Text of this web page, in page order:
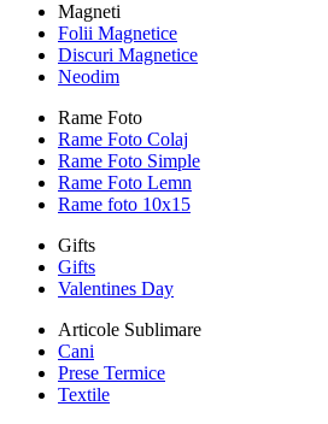
Magneti
Folii Magnetice
Discuri Magnetice
Neodim
Rame Foto
Rame Foto Colaj
Rame Foto Simple
Rame Foto Lemn
Rame foto 10x15
Gifts
Gifts
Valentines Day
Articole Sublimare
Cani
Prese Termice
Textile